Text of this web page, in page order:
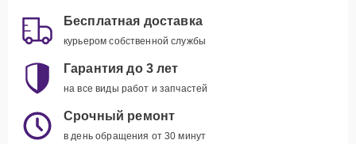
Бесплатная доставка
курьером собственной службы
Гарантия до 3 лет
на все виды работ и запчастей
Срочный ремонт
в день обращения от 30 минут